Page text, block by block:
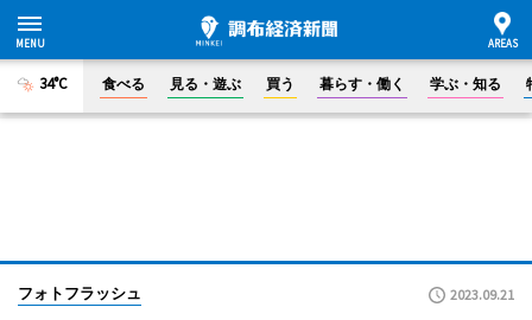
34°C 食べる 見る・遊ぶ 買う 暮らす・働く 学ぶ・知る
フォトフラッシュ 2023.09.21